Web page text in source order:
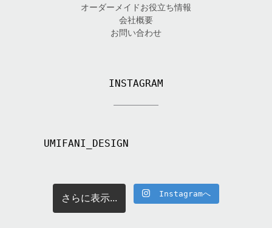
オーダーメイドお役立ち情報
会社概要
お問い合わせ
INSTAGRAM
UMIFANI_DESIGN
さらに表示... Instagramへ